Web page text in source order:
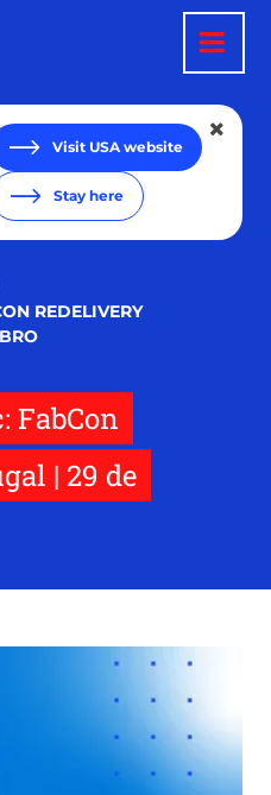
Visit USA website
Stay here
REDELIVERY
FabCon
| 29 de